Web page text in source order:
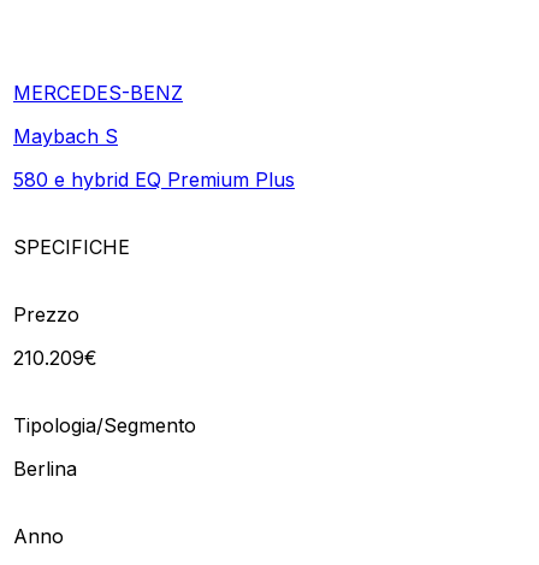
MERCEDES-BENZ
Maybach S
580 e hybrid EQ Premium Plus
SPECIFICHE
Prezzo
210.209€
Tipologia/Segmento
Berlina
Anno